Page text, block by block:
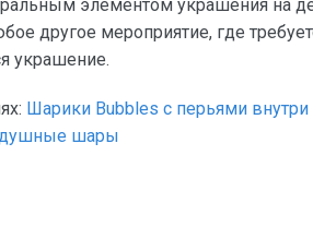
элементом украшения на
другое мероприятие, где
украшение.
Шарики Bubbles с перьями внутри
шары